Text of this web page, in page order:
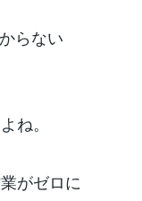
らない
ね。
がゼロに